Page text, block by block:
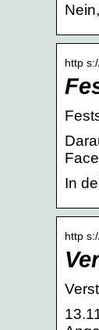
http
In
http